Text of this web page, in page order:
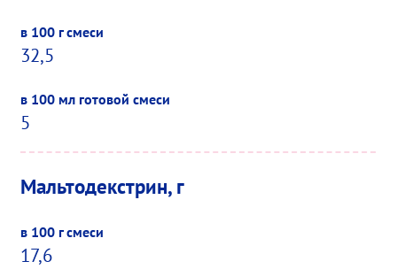
32,5
5
Мальтодекстрин, г
17,6